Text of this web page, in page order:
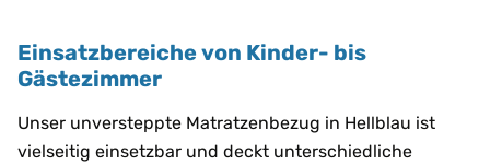
Einsatzbereiche von Kinder- bis
Gästezimmer
Unser unversteppte Matratzenbezug in Hellblau ist
vielseitig einsetzbar und deckt unterschiedliche